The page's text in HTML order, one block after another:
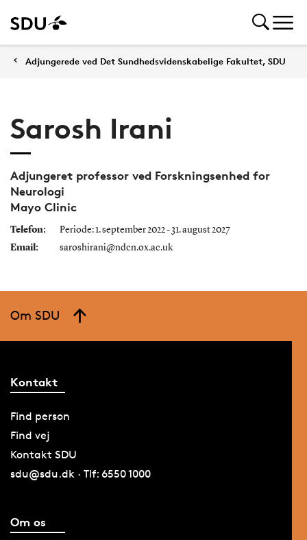
Adjungerede ved Det Sundhedsvidenskabelige Fakultet, SDU
Sarosh Irani
Adjungeret professor ved Forskningsenhed for
Neurologi
Mayo Clinic
Telefon:
Periode: 1. september 2022 - 31. august 2027
Email:
saroshirani@ndcn.ox.ac.uk
Om SDU
Kontakt
Find person
Find vej
Kontakt SDU
sdu@sdu.dk · Tlf: 6550 1000
Om os